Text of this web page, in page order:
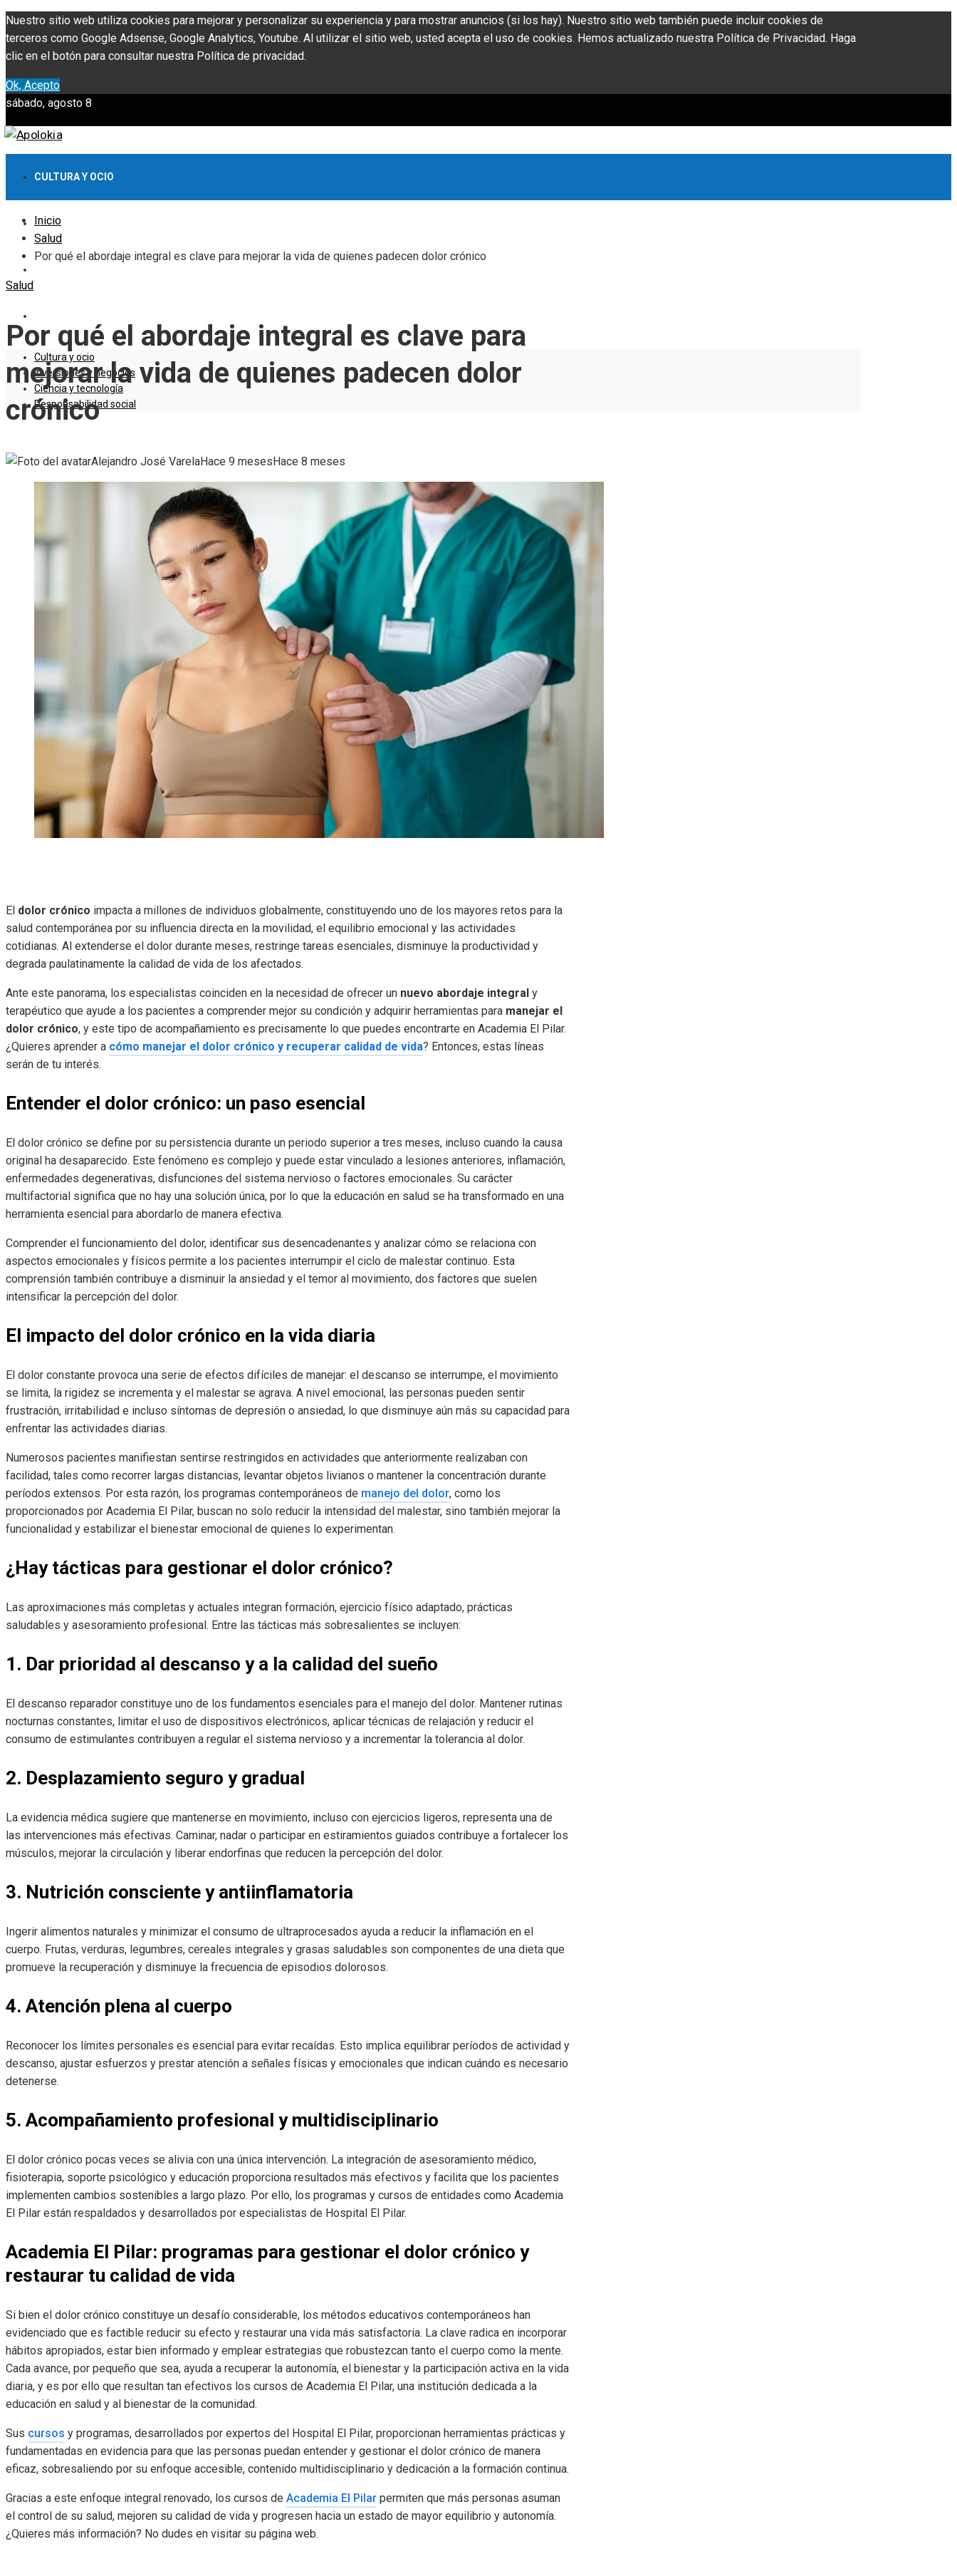
Nuestro sitio web utiliza cookies para mejorar y personalizar su experiencia y para mostrar anuncios (si los hay). Nuestro sitio web también puede incluir cookies de
terceros como Google Adsense, Google Analytics, Youtube. Al utilizar el sitio web, usted acepta el uso de cookies. Hemos actualizado nuestra Política de Privacidad. Haga
clic en el botón para consultar nuestra Política de privacidad.
Ok, Acepto
sábado, agosto 8
CULTURA Y OCIO
INVERSIONES Y NEGOCIOS
Cultura y ocio
Inversiones y negocios
Ciencia y tecnología
Responsabilidad social
Inicio
Salud
Por qué el abordaje integral es clave para mejorar la vida de quienes padecen dolor crónico
Salud
Por qué el abordaje integral es clave para
mejorar la vida de quienes padecen dolor
crónico
Alejandro José VarelaHace 9 meses Hace 8 meses
El dolor crónico impacta a millones de individuos globalmente, constituyendo uno de los mayores retos para la
salud contemporánea por su influencia directa en la movilidad, el equilibrio emocional y las actividades
cotidianas. Al extenderse el dolor durante meses, restringe tareas esenciales, disminuye la productividad y
degrada paulatinamente la calidad de vida de los afectados.
Ante este panorama, los especialistas coinciden en la necesidad de ofrecer un nuevo abordaje integral y
terapéutico que ayude a los pacientes a comprender mejor su condición y adquirir herramientas para manejar el
dolor crónico, y este tipo de acompañamiento es precisamente lo que puedes encontrarte en Academia El Pilar.
¿Quieres aprender a cómo manejar el dolor crónico y recuperar calidad de vida? Entonces, estas líneas
serán de tu interés.
Entender el dolor crónico: un paso esencial
El dolor crónico se define por su persistencia durante un periodo superior a tres meses, incluso cuando la causa
original ha desaparecido. Este fenómeno es complejo y puede estar vinculado a lesiones anteriores, inflamación,
enfermedades degenerativas, disfunciones del sistema nervioso o factores emocionales. Su carácter
multifactorial significa que no hay una solución única, por lo que la educación en salud se ha transformado en una
herramienta esencial para abordarlo de manera efectiva.
Comprender el funcionamiento del dolor, identificar sus desencadenantes y analizar cómo se relaciona con
aspectos emocionales y físicos permite a los pacientes interrumpir el ciclo de malestar continuo. Esta
comprensión también contribuye a disminuir la ansiedad y el temor al movimiento, dos factores que suelen
intensificar la percepción del dolor.
El impacto del dolor crónico en la vida diaria
El dolor constante provoca una serie de efectos difíciles de manejar: el descanso se interrumpe, el movimiento
se limita, la rigidez se incrementa y el malestar se agrava. A nivel emocional, las personas pueden sentir
frustración, irritabilidad e incluso síntomas de depresión o ansiedad, lo que disminuye aún más su capacidad para
enfrentar las actividades diarias.
Numerosos pacientes manifiestan sentirse restringidos en actividades que anteriormente realizaban con
facilidad, tales como recorrer largas distancias, levantar objetos livianos o mantener la concentración durante
períodos extensos. Por esta razón, los programas contemporáneos de manejo del dolor, como los
proporcionados por Academia El Pilar, buscan no solo reducir la intensidad del malestar, sino también mejorar la
funcionalidad y estabilizar el bienestar emocional de quienes lo experimentan.
¿Hay tácticas para gestionar el dolor crónico?
Las aproximaciones más completas y actuales integran formación, ejercicio físico adaptado, prácticas
saludables y asesoramiento profesional. Entre las tácticas más sobresalientes se incluyen:
1. Dar prioridad al descanso y a la calidad del sueño
El descanso reparador constituye uno de los fundamentos esenciales para el manejo del dolor. Mantener rutinas
nocturnas constantes, limitar el uso de dispositivos electrónicos, aplicar técnicas de relajación y reducir el
consumo de estimulantes contribuyen a regular el sistema nervioso y a incrementar la tolerancia al dolor.
2. Desplazamiento seguro y gradual
La evidencia médica sugiere que mantenerse en movimiento, incluso con ejercicios ligeros, representa una de
las intervenciones más efectivas. Caminar, nadar o participar en estiramientos guiados contribuye a fortalecer los
músculos, mejorar la circulación y liberar endorfinas que reducen la percepción del dolor.
3. Nutrición consciente y antiinflamatoria
Ingerir alimentos naturales y minimizar el consumo de ultraprocesados ayuda a reducir la inflamación en el
cuerpo. Frutas, verduras, legumbres, cereales integrales y grasas saludables son componentes de una dieta que
promueve la recuperación y disminuye la frecuencia de episodios dolorosos.
4. Atención plena al cuerpo
Reconocer los límites personales es esencial para evitar recaídas. Esto implica equilibrar períodos de actividad y
descanso, ajustar esfuerzos y prestar atención a señales físicas y emocionales que indican cuándo es necesario
detenerse.
5. Acompañamiento profesional y multidisciplinario
El dolor crónico pocas veces se alivia con una única intervención. La integración de asesoramiento médico,
fisioterapia, soporte psicológico y educación proporciona resultados más efectivos y facilita que los pacientes
implementen cambios sostenibles a largo plazo. Por ello, los programas y cursos de entidades como Academia
El Pilar están respaldados y desarrollados por especialistas de Hospital El Pilar.
Academia El Pilar: programas para gestionar el dolor crónico y
restaurar tu calidad de vida
Si bien el dolor crónico constituye un desafío considerable, los métodos educativos contemporáneos han
evidenciado que es factible reducir su efecto y restaurar una vida más satisfactoria. La clave radica en incorporar
hábitos apropiados, estar bien informado y emplear estrategias que robustezcan tanto el cuerpo como la mente.
Cada avance, por pequeño que sea, ayuda a recuperar la autonomía, el bienestar y la participación activa en la vida
diaria, y es por ello que resultan tan efectivos los cursos de Academia El Pilar, una institución dedicada a la
educación en salud y al bienestar de la comunidad.
Sus cursos y programas, desarrollados por expertos del Hospital El Pilar, proporcionan herramientas prácticas y
fundamentadas en evidencia para que las personas puedan entender y gestionar el dolor crónico de manera
eficaz, sobresaliendo por su enfoque accesible, contenido multidisciplinario y dedicación a la formación continua.
Gracias a este enfoque integral renovado, los cursos de Academia El Pilar permiten que más personas asuman
el control de su salud, mejoren su calidad de vida y progresen hacia un estado de mayor equilibrio y autonomía.
¿Quieres más información? No dudes en visitar su página web.